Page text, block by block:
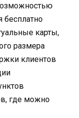
бесплатно
карты,
размера
клиентов
где можно